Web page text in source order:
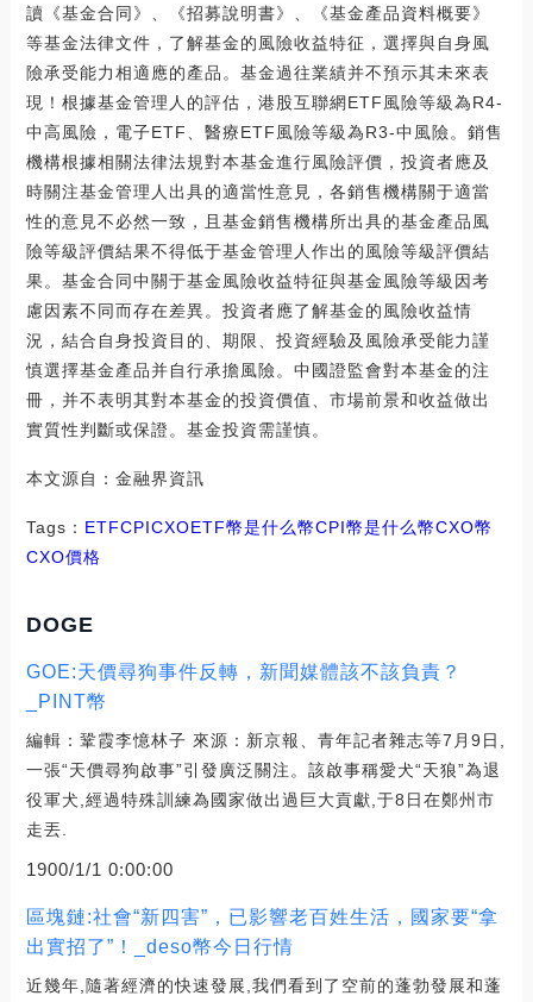
讀《基金合同》、《招募說明書》、《基金產品資料概要》
等基金法律文件，了解基金的風險收益特征，選擇與自身風
險承受能力相適應的產品。基金過往業績并不預示其未來表
現！根據基金管理人的評估，港股互聯網ETF風險等級為R4-
中高風險，電子ETF、醫療ETF風險等級為R3-中風險。銷售
機構根據相關法律法規對本基金進行風險評價，投資者應及
時關注基金管理人出具的適當性意見，各銷售機構關于適當
性的意見不必然一致，且基金銷售機構所出具的基金產品風
險等級評價結果不得低于基金管理人作出的風險等級評價結
果。基金合同中關于基金風險收益特征與基金風險等級因考
慮因素不同而存在差異。投資者應了解基金的風險收益情
況，結合自身投資目的、期限、投資經驗及風險承受能力謹
慎選擇基金產品并自行承擔風險。中國證監會對本基金的注
冊，并不表明其對本基金的投資價值、市場前景和收益做出
實質性判斷或保證。基金投資需謹慎。
本文源自：金融界資訊
Tags： ETFCPICXOETF幣是什么幣CPI幣是什么幣CXO幣
CXO價格
DOGE
GOE:天價尋狗事件反轉，新聞媒體該不該負責？
_PINT幣
編輯：鞏霞李憶林子 來源：新京報、青年記者雜志等7月9日,
一張“天價尋狗啟事”引發廣泛關注。該啟事稱愛犬“天狼”為退
役軍犬,經過特殊訓練為國家做出過巨大貢獻,于8日在鄭州市
走丟.
1900/1/1 0:00:00
區塊鏈:社會“新四害”，已影響老百姓生活，國家要“拿
出實招了”！_deso幣今日行情
近幾年,隨著經濟的快速發展,我們看到了空前的蓬勃發展和蓬